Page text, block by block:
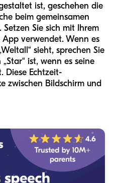
ist, geschehen die
beim gemeinsamen
Sie sich mit Ihrem
verwendet. Wenn es
sieht, sprechen Sie
ist, wenn es seine
Diese Echtzeit-
zwischen Bildschirm und